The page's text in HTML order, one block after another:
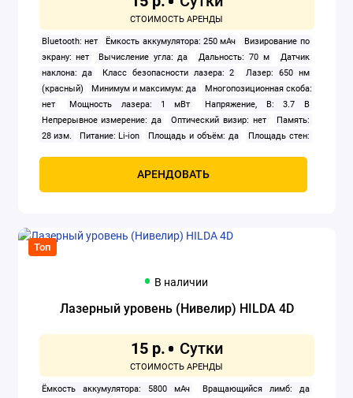
Bluetooth: нет Ёмкость аккумулятора: 250 мАч
Визирование по
экрану: нет
Вычисление угла: да Дальность: 70 м
Датчик
наклона: да
Класс безопасности лазера: 2
Лазер: 650 нм
(красный)
Минимум и максимум: да
Многопозиционная скоба:
нет
Мощность лазера: 1 мВт
Напряжение, В: 3.7 В
Непрерывное измерение: да
Оптический визир: нет
Память:
28 изм.
Питание: Li-ion Площадь и объём: да
Площадь стен:
АРЕНДОВАТЬ
Топ
В наличии
Лазерный уровень (Нивелир) HILDA 4D
15 р.
Ёмкость аккумулятора: 5800 мАч
Вращающийся лимб: да